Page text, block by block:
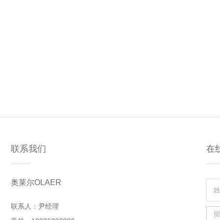
联系我们
奥莱尔OLAER
联系人：尹经理
在